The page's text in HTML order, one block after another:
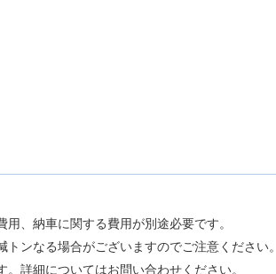
、納車に関する費用が別途必要です。
ンなる場合がございますのでご注意ください。
詳細についてはお問い合わせください。